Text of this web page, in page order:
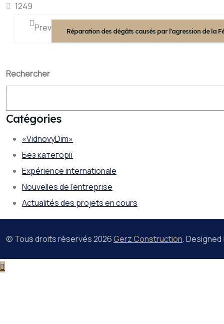
1249
Prev
Réparation des dégâts causés par l'agression de la
Rechercher
Catégories
«VidnovyDim»
Без категорії
Expérience internationale
Nouvelles de l'entreprise
Actualités des projets en cours
© Tous droits réservés2026Gerz Construction.